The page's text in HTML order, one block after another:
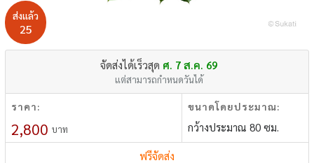
ส่งแล้ว
25
จัดส่งได้เร็วสุด ศ. 7 ส.ค. 69
แต่สามารถกำหนดวันได้
ราคา:
2,800 บาท
ขนาดโดยประมาณ:
กว้างประมาณ 80 ซม.
ฟรีจัดส่ง